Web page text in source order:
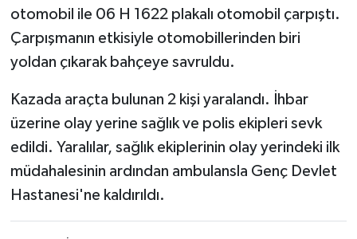
otomobil ile 06 H 1622 plakalı otomobil çarpıştı.
Çarpışmanın etkisiyle otomobillerinden biri
yoldan çıkarak bahçeye savruldu.
Kazada araçta bulunan 2 kişi yaralandı. İhbar
üzerine olay yerine sağlık ve polis ekipleri sevk
edildi. Yaralılar, sağlık ekiplerinin olay yerindeki ilk
müdahalesinin ardından ambulansla Genç Devlet
Hastanesi'ne kaldırıldı.